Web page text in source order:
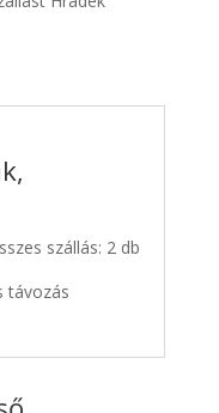
szállás: 2 db
távozás